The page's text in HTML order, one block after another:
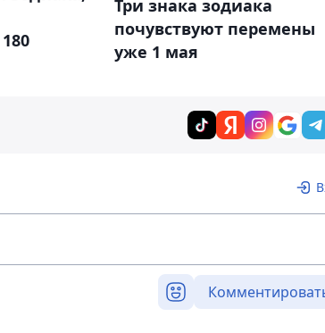
Три знака зодиака
почувствуют перемены
уже 1 мая